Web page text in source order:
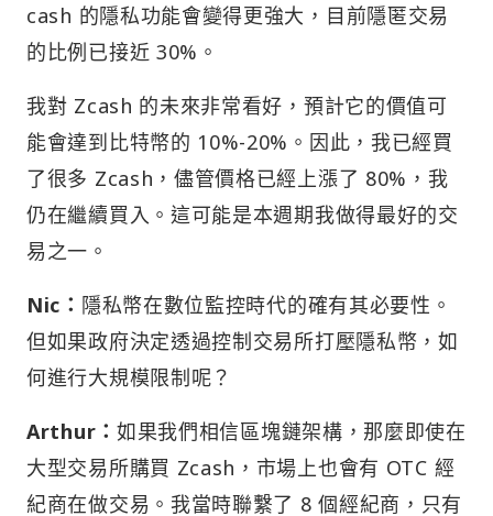
cash 的隱私功能會變得更強大，目前隱匿交易
的比例已接近 30%。
我對 Zcash 的未來非常看好，預計它的價值可
能會達到比特幣的 10%-20%。因此，我已經買
了很多 Zcash，儘管價格已經上漲了 80%，我
仍在繼續買入。這可能是本週期我做得最好的交
易之一。
Nic： 隱私幣在數位監控時代的確有其必要性。
但如果政府決定透過控制交易所打壓隱私幣，如
何進行大規模限制呢？
Arthur： 如果我們相信區塊鏈架構，那麼即使在
大型交易所購買 Zcash，市場上也會有 OTC 經
紀商在做交易。我當時聯繫了 8 個經紀商，只有